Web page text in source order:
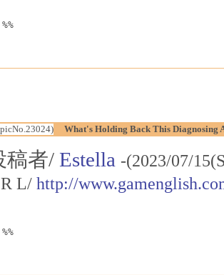
%%
What's Holding Back This Diagnosing
稿者/ Estella -(2023/07/
L/ http://
%%